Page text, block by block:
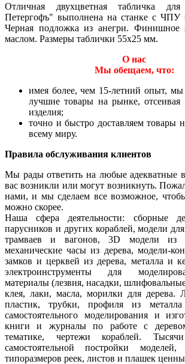
Отличная двухцветная табличка
Петергофъ" выполнена на станке с ЧПУ
Черная подложка из анегри. Финишное
маслом. Размеры таблички 55х25 мм.
О нас
Мы обещаем, что:
имея более, чем 15-летний опыт, мы
лучшие товары на рынке, отсеивая
изделия;
точно и быстро доставляем товары
всему миру.
Правила обслуживания клиентов
Мы рады ответить на любые адекватные
вас возникли или могут возникнуть.
нами, и мы сделаем все возможное,
можно скорее.
Наша сфера деятельности: сборные
парусников и других кораблей, модели
трамваев и вагонов, 3D модели из
механические часы из дерева, модели-
замков и церквей из дерева, металла и
электроинструменты для
материалы (лезвия, насадки,
клея, лаки, масла, морилки для дерева.
пластик, трубки, профиля из
самостоятельного моделирования и
книги и журналы по работе с
тематике, чертежи кораблей.
самостоятельной постройки
типоразмеров реек, листов и плашек